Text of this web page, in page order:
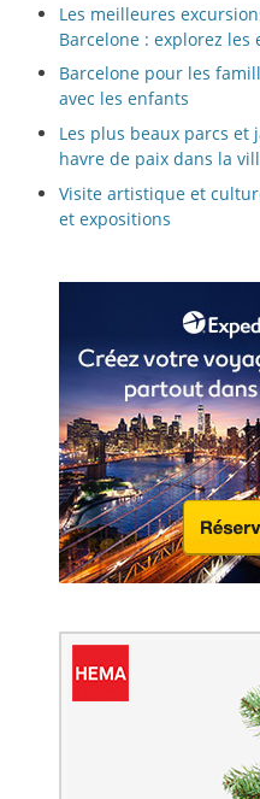
Les meilleures
Barcelone : explorez
Barcelone pour les
avec les enfants
Les plus beaux parcs et
havre de paix dans la
Visite artistique et
et expositions